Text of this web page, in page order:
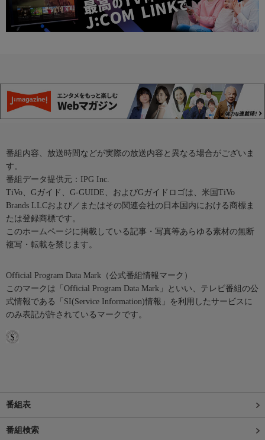
番組内容、放送時間などが実際の放送内容と異なる場合がございま
す。
番組データ提供元：IPG Inc.
TiVo、Gガイド、G-GUIDE、およびGガイドロゴは、米国TiVo
Brands LLCおよび／またはその関連会社の日本国内における商標ま
たは登録商標です。
このホームページに掲載している記事・写真等あらゆる素材の無断
複写・転載を禁じます。
Official Program Data Mark（公式番組情報マーク）
このマークは「Official Program Data Mark」といい、テレビ番組の公
式情報である「SI(Service Information)情報」を利用したサービスに
のみ表記が許されているマークです。
番組表
番組検索